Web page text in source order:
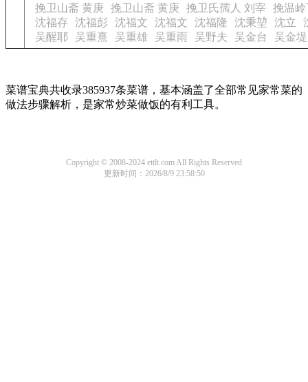
挽卫山斋 黄庚 挽卫山斋 黄庚 挽卫氏孺人 刘宰 挽温
沈福存 沈福彭 沈福文 沈福文 沈福隆 沈秉堃 沈立
吴醒耶
吴重熹 吴重雄 吴重雨 吴野夫 吴金台 吴金堤
菜谱宝典共收录385937条菜谱，基本涵盖了全部常见家常菜的
做法步骤解析，是家常炒菜做饭的有利工具。
Copyright © 2008-2024 ettlt.com All Rights Reserved
更新时间：2026/8/9 23:58:50